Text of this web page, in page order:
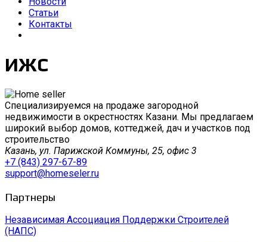
Статьи
Контакты
ИЖС
Специализируемся на продаже загородной
недвижимости в окрестностях Казани. Мы предлагаем
широкий выбор домов, коттеджей, дач и участков под
строительство
Казань, ул. Парижской Коммуны, 25, офис 3
+7 (843) 297-67-89
support@homeseler.ru
Партнеры
Независимая Ассоциация Поддержки Строителей
(НАПС)